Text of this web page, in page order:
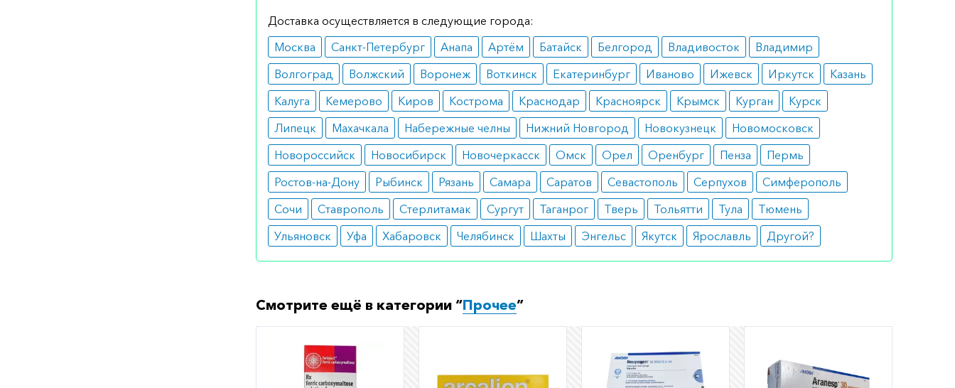
Доставка осуществляется в следующие города:
Москва
Санкт-Петербург Анапа Артём Батайск Белгород Владивосток
Владимир
Волгоград
Волжский Воронеж Воткинск Екатеринбург Иваново Ижевск Иркутск
Казань
Калуга
Кемерово Киров Кострома Краснодар Красноярск Крымск Курган
Курск
Липецк
Махачкала Набережные челны Нижний Новгород Новокузнецк
Новомосковск
Новороссийск
Новосибирск Новочеркасск Омск Орел Оренбург Пенза
Пермь
Ростов-на-Дону
Рыбинск Рязань Самара Саратов Севастополь Серпухов
Симферополь
Сочи
Ставрополь Стерлитамак Сургут Таганрог Тверь Тольятти Тула
Тюмень
Ульяновск
Уфа Хабаровск Челябинск Шахты Энгельс Якутск Ярославль Другой?
Смотрите ещё в категории “Прочее”